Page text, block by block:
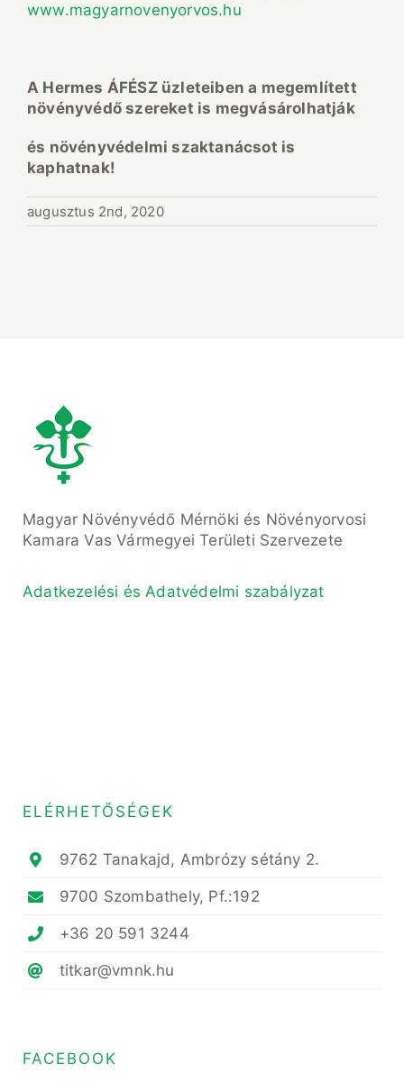
www.magyarnovenyorvos.hu
A Hermes ÁFÉSZ üzleteiben a megemlített
növényvédő szereket is megvásárolhatják
és növényvédelmi szaktanácsot is
kaphatnak!
augusztus 2nd, 2020
Magyar Növényvédő Mérnöki és Növényorvosi
Kamara Vas Vármegyei Területi Szervezete
Adatkezelési és Adatvédelmi szabályzat
ELÉRHETŐSÉGEK
9762 Tanakajd, Ambrózy sétány 2.
9700 Szombathely, Pf.:192
+36 20 591 3244
titkar@vmnk.hu
FACEBOOK